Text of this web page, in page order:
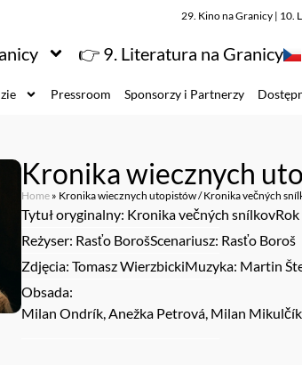
29. Kino na Granicy | 10.
👉 9. Literatura na Granicy
Pressroom Sponsorzy i Partnerzy
Kronika wiecznych
Home » Kronika wiecznych utopistów / Kronika večných
Tytuł oryginalny: Kronika večných snílkov
Reżyser: Rasťo BorošScenariusz: Rasťo Boroš
Zdjęcia: Tomasz WierzbickiMuzyka: Martin
Obsada:
Milan Ondrík, Anežka Petrová, Milan